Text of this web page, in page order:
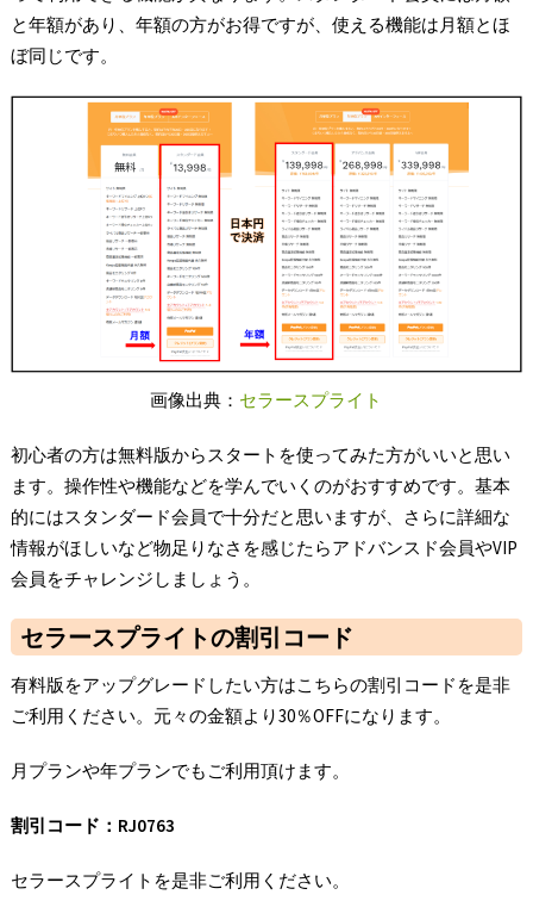
と年額があり、年額の方がお得ですが、使える機能は月額とほ
ぼ同じです。
画像出典： セラースプライト
初心者の方は無料版からスタートを使ってみた方がいいと思い
ます。操作性や機能などを学んでいくのがおすすめです。基本
的にはスタンダード会員で十分だと思いますが、さらに詳細な
情報がほしいなど物足りなさを感じたらアドバンスド会員やVIP
会員をチャレンジしましょう。
セラースプライトの割引コード
有料版をアップグレードしたい方はこちらの割引コードを是非
ご利用ください。元々の金額より30％OFFになります。
月プランや年プランでもご利用頂けます。
割引コード：RJ0763
セラースプライトを是非ご利用ください。